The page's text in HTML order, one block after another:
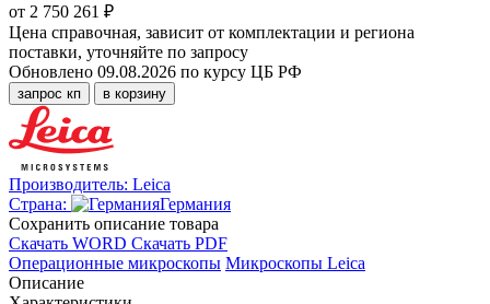
от 2 750 261 ₽
Цена справочная, зависит от комплектации и региона
поставки, уточняйте по запросу
Обновлено 09.08.2026 по курсу ЦБ РФ
запрос кп в корзину
Производитель: Leica
Страна:
Германия
Cохранить описание товара
Скачать WORD Скачать PDF
Операционные микроскопы Микроскопы Leica
Описание